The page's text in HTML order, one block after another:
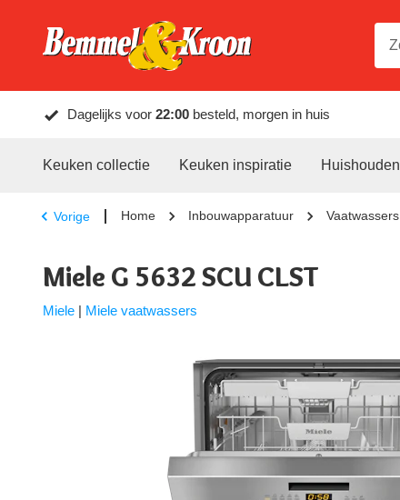
Dagelijks voor 22:00 besteld, morgen in huis
Keuken collectie Keuken inspiratie Huishouden
Vorige Home Inbouwapparatuur Vaatwassers
Miele G 5632 SCU CLST
Miele | Miele vaatwassers